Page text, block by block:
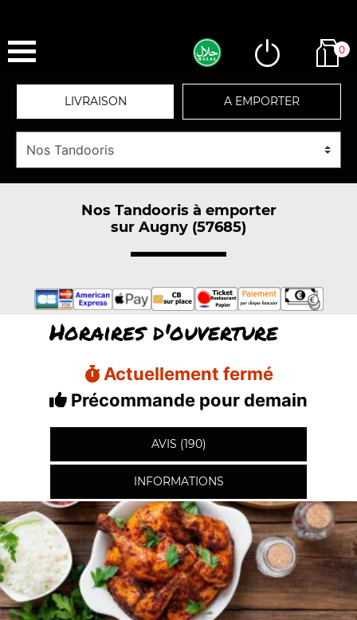
0
LIVRAISON A EMPORTER
Nos Tandooris à emporter
sur Augny (57685)
Horaires d'ouverture
Actuellement fermé
Précommande pour demain
AVIS (190)
INFORMATIONS